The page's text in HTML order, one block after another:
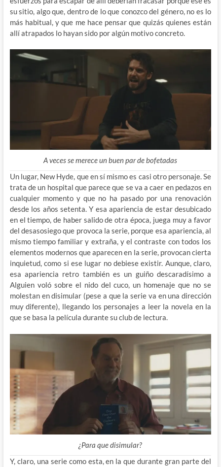
su sitio, algo que, dentro de lo que conozco del género, no es lo
más habitual, y que me hace pensar que quizás quienes están
allí atrapados lo hayan sido por algún motivo concreto.
A veces se merece un buen par de bofetadas
Un lugar, New Hyde, que en sí mismo es casi otro personaje. Se
trata de un hospital que parece que se va a caer en pedazos en
cualquier momento y que no ha pasado por una renovación
desde los años setenta. Y esa apariencia de estar desubicado
en el tiempo, de haber salido de otra época, juega muy a favor
del desasosiego que provoca la serie, porque esa apariencia, al
mismo tiempo familiar y extraña, y el contraste con todos los
elementos modernos que aparecen en la serie, provocan cierta
inquietud, como si ese lugar no debiese existir. Aunque, claro,
esa apariencia retro también es un guiño descaradísimo a
Alguien voló sobre el nido del cuco, un homenaje que no se
molestan en disimular (pese a que la serie va en una dirección
muy diferente), llegando los personajes a leer la novela en la
que se basa la película durante su club de lectura.
¿Para que disimular?
Y, claro, una serie como esta, en la que durante gran parte del